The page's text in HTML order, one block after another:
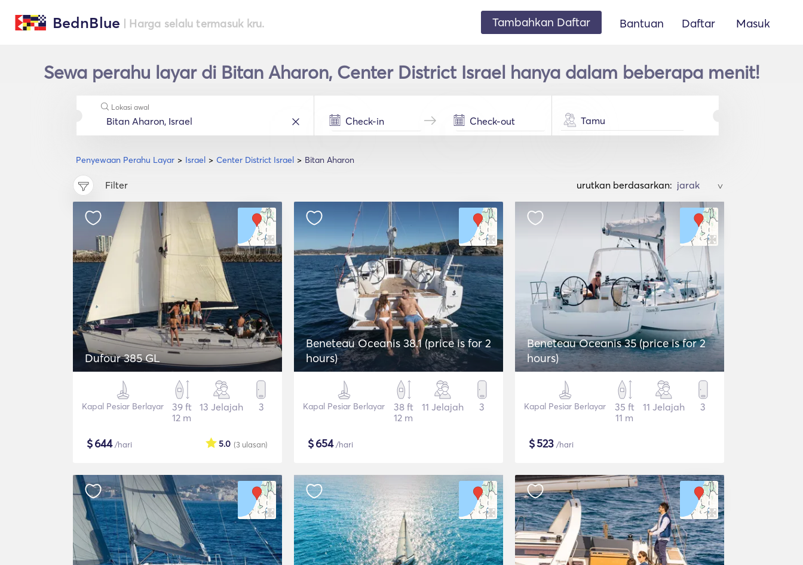
BednBlue | Harga selalu termasuk kru. Tambahkan Daftar Bantuan Daftar Masuk
Sewa perahu layar di Bitan Aharon, Center District Israel hanya dalam beberapa menit!
Penyewaan Perahu Layar Israel Center District Israel Bitan Aharon
Lokasi awal
Tamu
Filter urutkan berdasarkan: >
Dufour 385 GL
Kapal Pesiar Berlayar
39 ft
12 m
13 Jelajah 3
$644/hari (3 ulasan)
5.0
Beneteau Oceanis 38.1 (price is for 2
hours)
Kapal Pesiar Berlayar
38 ft
12 m
11 Jelajah 3
$654/hari
Beneteau Oceanis 35 (price is for 2
hours)
Kapal Pesiar Berlayar
35 ft
11 m
11 Jelajah 3
$523 /hari